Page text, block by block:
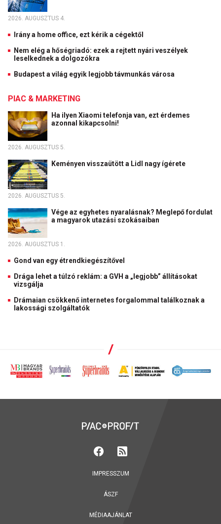
2026. AUGUSZTUS 4.
Irány a home office, ezt kérik a cégektől
Nem elég a hőségriadó: ezek a rejtett nyári veszélyek
leselkednek a dolgozókra
Budapest a világ egyik legjobb távmunkás városa
PIAC & MARKETING
Ha ilyen Xiaomi telefonja van, ezt érdemes
azonnal kikapcsolni!
2026. AUGUSZTUS 5.
Keményen visszaütött a Lidl nagy ígérete
2026. AUGUSZTUS 5.
Vége az egyhetes nyaralásnak? Meglepő fordulat
a magyarok utazási szokásaiban
2026. AUGUSZTUS 1.
Gond van egy étrendkiegészítővel
Drága lehet a túlzó reklám: a GVH a „legjobb” állításokat
vizsgálja
Drámaian csökkenő internetes forgalommal találkoznak a
lakossági szolgáltatók
IMPRESSZUM
ÁSZF
MÉDIAAJÁNLAT